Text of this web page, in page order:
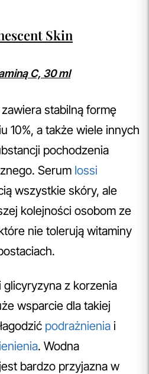
Skin
C, 30 ml
stabilną formę
10%, a także wiele innych
pochodzenia
Serum Iossi
wszystkie skóry, ale
kolejności osobom ze
nie tolerują witaminy
z korzenia
wsparcie dla takiej
podrażnienia i
. Wodna
bardzo przyjazna w